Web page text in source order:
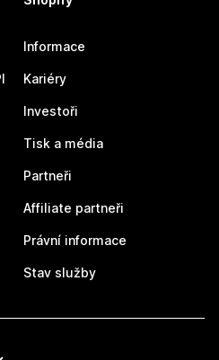
Informace
Kariéry
Investoři
Tisk a média
Partneři
Affiliate partneři
Právní informace
Stav služby